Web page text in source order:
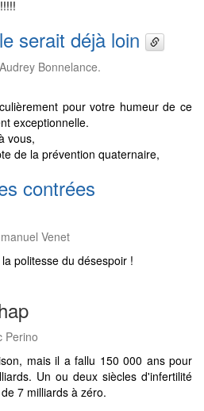
serait déjà loin
Bonnelance.
pour votre humeur de ce
exceptionnelle.
vous,
de la prévention quaternaire,
contrées
Venet
politesse du désespoir !
Perino
mais il a fallu 150 000 ans pour
Un ou deux siècles d'infertilité
7 milliards à zéro.